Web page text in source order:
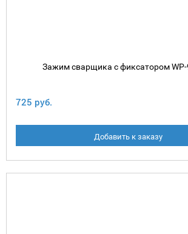
Зажим сварщика с фиксатором
725 руб.
Добавить к заказу